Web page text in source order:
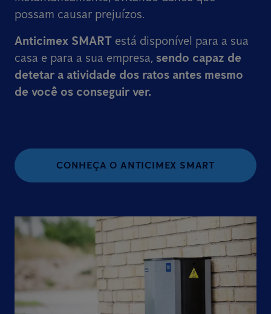
possam causar prejuízos.
Anticimex SMART está disponível para a sua
casa e para a sua empresa, sendo capaz de
detetar a atividade dos ratos antes mesmo
de você os conseguir ver.
CONHEÇA O ANTICIMEX SMART